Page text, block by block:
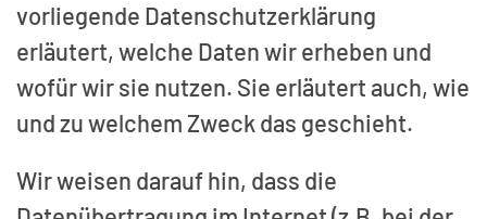
vorliegende Datenschutzerklärung
erläutert, welche Daten wir erheben und
wofür wir sie nutzen. Sie erläutert auch, wie
und zu welchem Zweck das geschieht.
Wir weisen darauf hin, dass die